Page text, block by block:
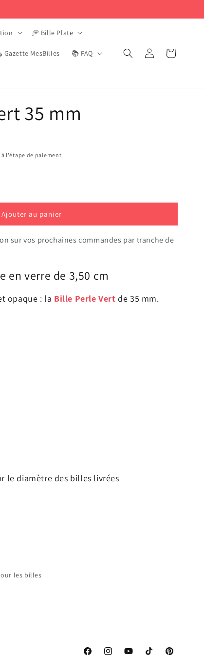
🥏 Bille Plate
MesBilles 📚 FAQ Connexion Panier
35 mm
à l'étape de paiement.
Ajouter au panier
sur vos prochaines commandes par tranche de
en verre de 3,50 cm
opaque : la Bille Perle Vert de 35 mm.
le diamètre des billes livrées
les billes